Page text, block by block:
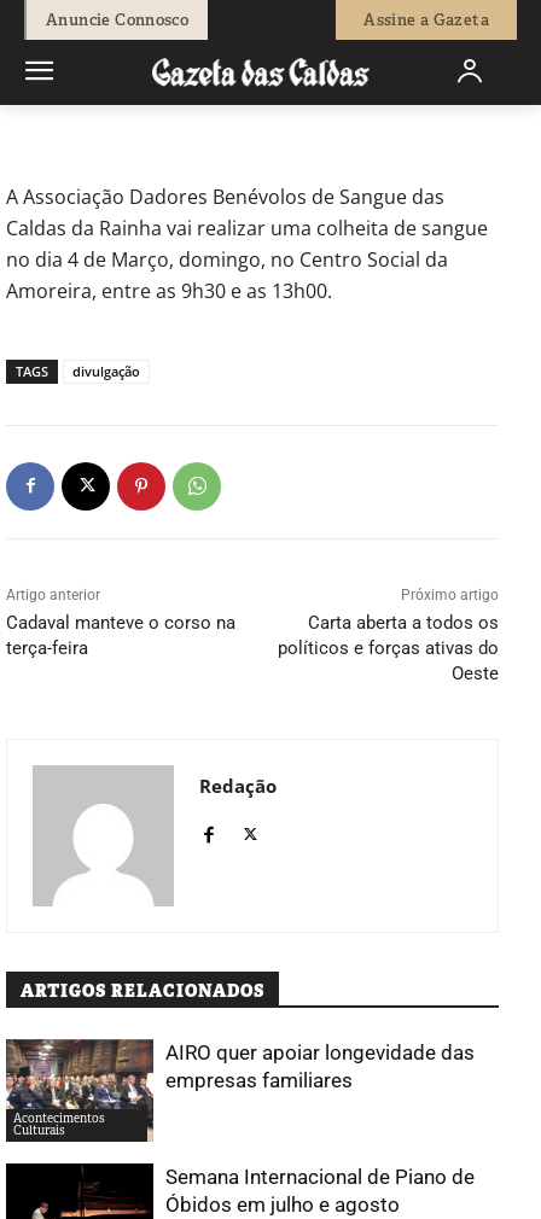
Anuncie Connosco Assine a Gazeta
Redação - 2 de Março, 2012 0
A Associação Dadores Benévolos de Sangue das
Caldas da Rainha vai realizar uma colheita de sangue
no dia 4 de Março, domingo, no Centro Social da
Amoreira, entre as 9h30 e as 13h00.
TAGS divulgação
Artigo anterior
Cadaval manteve o corso na
terça-feira
Próximo artigo
Carta aberta a todos os
políticos e forças ativas do
Oeste
Redação
ARTIGOS RELACIONADOS
Acontecimentos
Culturais
AIRO quer apoiar longevidade das
empresas familiares
Semana Internacional de Piano de
Óbidos em julho e agosto